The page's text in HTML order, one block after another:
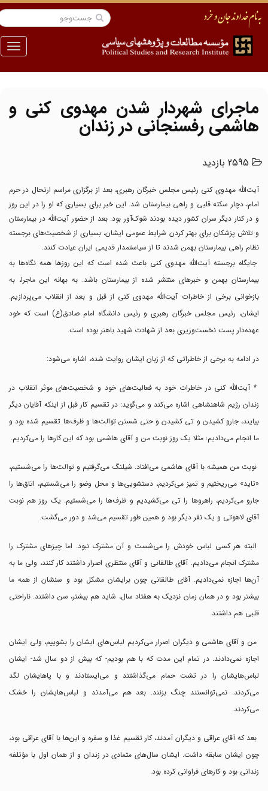
منو
ماجرای شهردار شدن مهدوی کنی و
هاشمی رفسنجانی در زندان
2595 بازدید
آیت‌الله مهدوی کنی رئیس مجلس خبرگان رهبری، بعد از برگزاری مراسم ارتحال در حرم
امام، دچار سکته قلبی و راهی بیمارستان شد. این خبر برای بسیاری که او را در این روز
و در کنار دیگر سران کشور دیده بودند شوک‌آور بود. بعد از حضور آیت‌الله در بیمارستان
و تلاش پزشکان برای بهتر کردن شرایط عمومی ایشان، بسیاری از شخصیت‌های برجسته
نظام راهی بیمارستان بهمن شدند تا از سیاستمدار قدیمی ایران عیادت کنند.
جایگاه برجسته آیت‌الله مهدوی کنی باعث شده است که این روزها همه نگاه‌ها به
بیمارستان بهمن و خبرهای منتشر شده از بیمارستان باشد. به بهانه این ماجرا، به
بازخوانی برخی از خاطرات آیت‌الله مهدوی کنی از قبل و بعد از انقلاب می‌پردازیم.
ایشان، رئیس مجلس خبرگان رهبری و رئیس دانشگاه امام صادق(ع) است که خود
عهده‌دار پست نخست‌وزیری بعد از شهادت شهید باهنر بوده است.
در ادامه به برخی از خاطراتی که از زبان ایشان روایت شده، اشاره می‌شود:
* آیت‌الله کنی در خاطرات خود به فعالیت‌های خود و شخصیت‌های موثر انقلاب در
زندان رژیم شاهنشاهی اشاره می‌کند و می‌گوید: در تقسیم کار قبل از اینکه آقایان دیگر
بیایند، جارو کشیدن و تی کشیدن و حتی شستن توالت‌ها و ظرف‌ها تقسیم شده بود و
ما انجام می‌دادیم؛ مثلا یک روز نوبت من و آقای هاشمی بود که این کارها را می‌کردیم.
نوبت من همیشه با آقای هاشمی می‌افتاد. شیلنگ می‌گرفتیم و توالت‌ها را می‌شستیم،
«تاید» می‌ریختیم و تمیز می‌کردیم، دستشویی‌ها و محل وضو را می‌شستیم، اتاق‌ها را
جارو می‌کردیم، راهروها را تی می‌کشیدیم و ظرف‌ها را می‌شستیم. یک روز هم نوبت
آقای لاهوتی و یک نفر دیگر بود و همین طور تقسیم می‌شد و دور می‌گشت.
البته هر کسی لباس خودش را می‌شست و آن مشترک نبود. اما چیزهای مشترک را
مشترک انجام می‌دادیم. آقای طالقانی و آقای منتظری اصرار داشتند کار کنند، ولی ما به
آن‌ها اجازه نمی‌دادیم. آقای طالقانی چون برایشان مشکل بود و سنشان از همه ما
بیشتر بود و در همان زمان نزدیک به هفتاد سال، شاید هم بیشتر، سن داشتند. ناراحتی
قلبی هم داشتند.
من و آقای هاشمی و دیگران اصرار می‌کردیم لباس‌های ایشان را بشوییم، ولی ایشان
اجازه نمی‌دادند. در تمام این مدت که با هم بودیم- که بیش از دو سال شد- ایشان
لباس‌هایشان را در تشت حمام می‌گذاشتند و می‌ایستادند و با پاهایشان لگد
می‌کردند. نمی‌توانستند چنگ بزنند. بعد هم می‌آمدند و لباس‌هایشان را خشک
می‌کردند.
بعد که آقای عراقی و دیگران آمدند، کار تقسیم غذا و سفره و این‌ها با آقای عراقی بود،
چون ایشان سابقه داشت. ایشان سال‌های متمادی در زندان و از همان اول با مؤتلفه
زندانی بود و کارهای فراوانی کرده بود.